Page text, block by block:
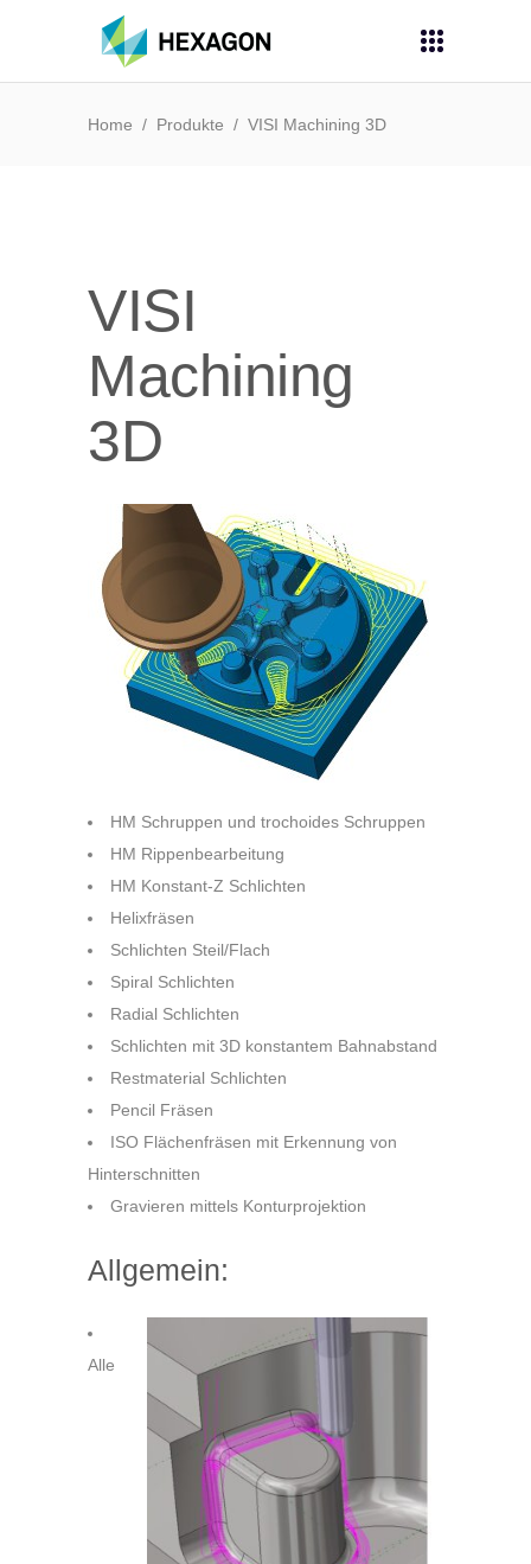
Home / Produkte / VISI Machining 3D
VISI
Machining
3D
HM Schruppen und trochoides Schruppen
HM Rippenbearbeitung
HM Konstant-Z Schlichten
Helixfräsen
Schlichten Steil/Flach
Spiral Schlichten
Radial Schlichten
Schlichten mit 3D konstantem Bahnabstand
Restmaterial Schlichten
Pencil Fräsen
ISO Flächenfräsen mit Erkennung von
Hinterschnitten
Gravieren mittels Konturprojektion
Allgemein:
Alle